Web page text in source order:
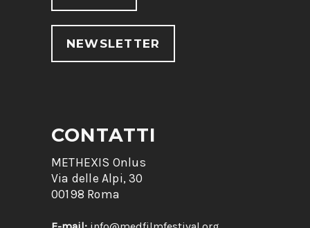
NEWSLETTER
CONTATTI
METHEXIS Onlus
Via delle Alpi, 30
00198 Roma